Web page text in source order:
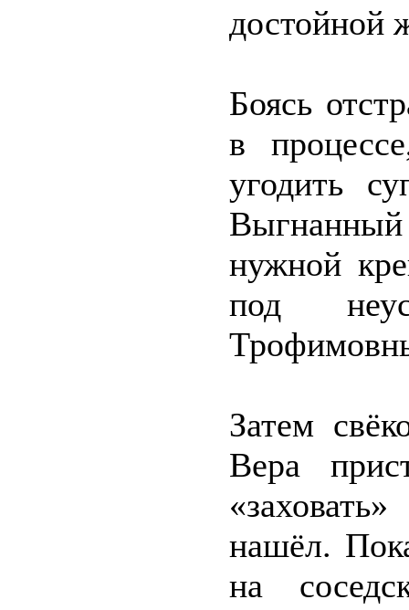
достойной
Боясь
в
угодить
Выгнанный
нужной
под
Затем
Вера
нашёл.
на